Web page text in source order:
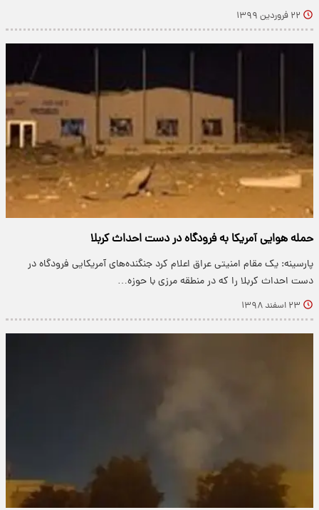
۲۲ فروردین ۱۳۹۹
حمله هوایی آمریکا به فرودگاه در دست احداث کربلا
پارسینه: یک مقام امنیتی عراق اعلام کرد جنگنده‌های آمریکایی فرودگاه در
دست احداث کربلا را که در منطقه مرزی با حوزه…
۲۳ اسفند ۱۳۹۸